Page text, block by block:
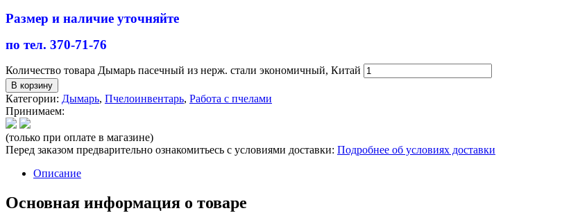
Размер и наличие уточняйте
по тел. 370-71-76
Количество товара Дымарь пасечный из нерж. стали экономичный, Китай
В корзину
Категории: Дымарь, Пчелоинвентарь, Работа с пчелами
Принимаем:
(только при оплате в магазине)
Перед заказом предварительно ознакомитьесь с условиями доставки: Подробнее об условиях доставки
Описание
Основная информация о товаре